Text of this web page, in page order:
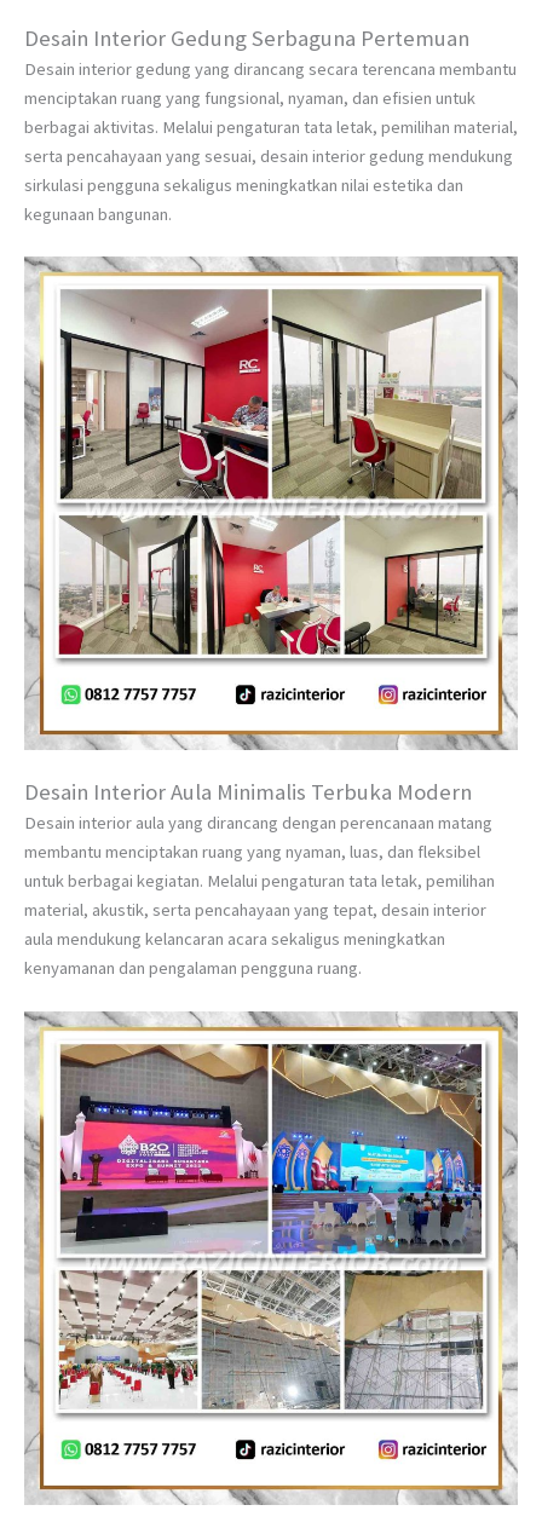
Desain Interior Gedung Serbaguna Pertemuan
Desain interior gedung yang dirancang secara terencana membantu
menciptakan ruang yang fungsional, nyaman, dan efisien untuk
berbagai aktivitas. Melalui pengaturan tata letak, pemilihan material,
serta pencahayaan yang sesuai, desain interior gedung mendukung
sirkulasi pengguna sekaligus meningkatkan nilai estetika dan
kegunaan bangunan.
Desain Interior Aula Minimalis Terbuka Modern
Desain interior aula yang dirancang dengan perencanaan matang
membantu menciptakan ruang yang nyaman, luas, dan fleksibel
untuk berbagai kegiatan. Melalui pengaturan tata letak, pemilihan
material, akustik, serta pencahayaan yang tepat, desain interior
aula mendukung kelancaran acara sekaligus meningkatkan
kenyamanan dan pengalaman pengguna ruang.